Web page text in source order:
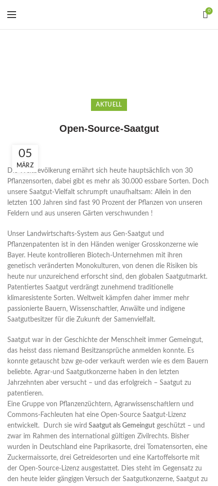
0
AKTUELL
Open-Source-Saatgut
05
MÄRZ
Die Weltbevölkerung ernährt sich heute hauptsächlich von 30
Pflanzensorten, dabei gibt es mehr als 30.000 essbare Sorten. Doch
unsere Saatgut-Vielfalt schrumpft unaufhaltsam: Allein in den
letzten 100 Jahren sind fast 90 Prozent der Pflanzen von unseren
Feldern und aus unseren Gärten verschwunden !
Unser Landwirtschafts-System aus Gen-Saatgut und
Pflanzenpatenten ist in den Händen weniger Grosskonzerne wie
Bayer. Heute kontrollieren Biotech-Unternehmen mit ihren
genetisch veränderten Monokulturen, von denen die Risiken bis
heute nur unzureichend erforscht sind, den globalen Saatgutmarkt.
Patentiertes Saatgut verdrängt zunehmend traditionelle
klimaresistente Sorten. Weltweit kämpfen daher immer mehr
passionierte Bauern, Wissenschaftler, Anwälte und indigene
Saatgutbesitzer für die Zukunft der Samenvielfalt.
Saatgut war in der Geschichte der Menschheit immer Gemeingut,
das heisst dass niemand Besitzansprüche anmelden konnte. Es
konnte getauscht bzw ge-oder verkauft werden wie es dem Bauern
beliebte. Agrar-und Saatgutkonzerne haben in den letzten
Jahrzehnten aber versucht – und das erfolgreich – Saatgut zu
patentieren.
Eine Gruppe von Pflanzenzüchtern, Agrarwissenschaftlern und
Commons-Fachleuten hat eine Open-Source Saatgut-Lizenz
entwickelt. Durch sie wird Saatgut als Gemeingut geschützt – und
zwar im Rahmen des international gültigen Zivilrechts. Bisher
wurden in Deutschland eine Paprikasorte, drei Tomatensorten, eine
Zuckermaissorte, drei Getreidesorten und eine Kartoffelsorte mit
der Open-Source-Lizenz ausgestattet. Dies steht im Gegensatz zu
den heute leider gängigen Versuch der Saatgutkonzerne, Saatgut zu